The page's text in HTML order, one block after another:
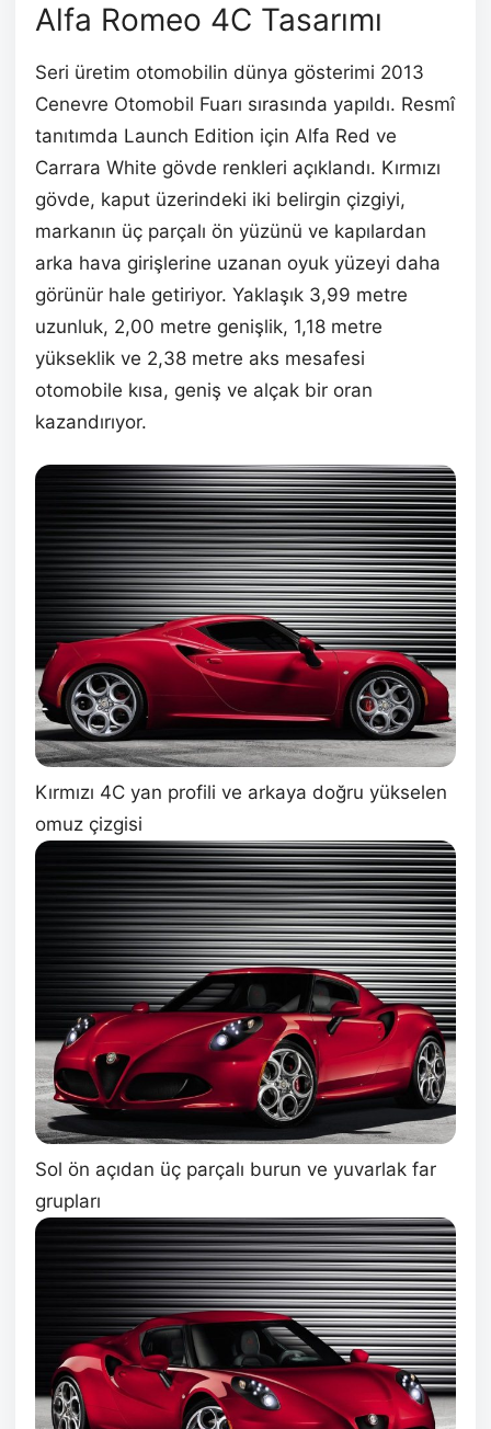
Alfa Romeo 4C Tasarımı
Seri üretim otomobilin dünya gösterimi 2013
Cenevre Otomobil Fuarı sırasında yapıldı. Resmî
tanıtımda Launch Edition için Alfa Red ve
Carrara White gövde renkleri açıklandı. Kırmızı
gövde, kaput üzerindeki iki belirgin çizgiyi,
markanın üç parçalı ön yüzünü ve kapılardan
arka hava girişlerine uzanan oyuk yüzeyi daha
görünür hale getiriyor. Yaklaşık 3,99 metre
uzunluk, 2,00 metre genişlik, 1,18 metre
yükseklik ve 2,38 metre aks mesafesi
otomobile kısa, geniş ve alçak bir oran
kazandırıyor.
Kırmızı 4C yan profili ve arkaya doğru yükselen
omuz çizgisi
Sol ön açıdan üç parçalı burun ve yuvarlak far
grupları